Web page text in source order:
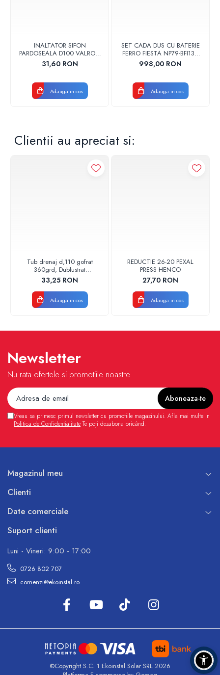
INALTATOR SIFON
PARDOSEALA D100 VALROM
17001900004
31,60 RON
Adauga in cos
SET CADA DUS CU BATERIE
FERRO FIESTA NP79-BFI13U
CROM
998,00 RON
Adauga in cos
Clientii au apreciat si:
Tub drenaj d,110 gofrat
360grd, Dublustrat
verde/negru 110152 Drainkit
33,25 RON
Adauga in cos
REDUCTIE 26-20 PEXAL
PRESS HENCO
27,70 RON
Adauga in cos
Newsletter
Nu rata ofertele si promotiile noastre
Vreau sa primesc primul newsletter cu promotiile magazinului. Afla mai multe in
Politica de Confidentialitate Te poți dezabona oricând.
Magazinul meu
Clienti
Date comerciale
Suport clienti
Luni - Vineri: 9:00 - 17:00
0726 802 707
comenzi@ekoinstal.ro
©Copyright S.C. 1 Ekoinstal Solar SRL 2026